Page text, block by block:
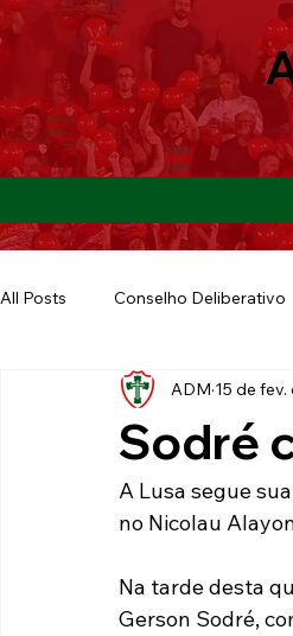
All Posts Conselho Deliberativo
Ação Social Futebol
Futebol de Base
Paulista A2 2019
Sodré
ADM 15 de fev.
A Lusa segue
no Nicolau
Na tarde desta
Gerson Sodré,